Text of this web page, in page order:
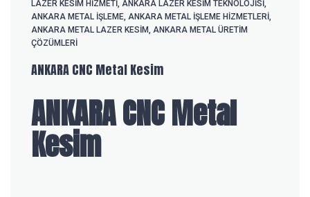
LAZER KESIM HIZMETI ANKARA LAZER KESIM TEKNOLOJISI
ANKARA METAL IŞLEME ANKARA METAL IŞLEME HIZMETLERI
ANKARA METAL LAZER KESIM ANKARA METAL ÜRETIM
ÇÖZÜMLERI
ANKARA CNC Metal Kesim
ANKARA CNC Metal
Kesim